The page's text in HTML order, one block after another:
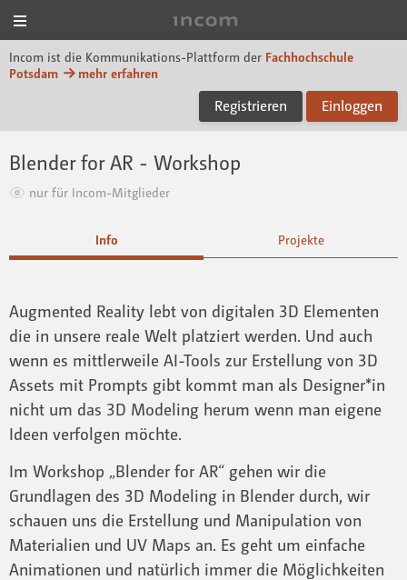
Incom ist die Kommunikations-Plattform der Fachhochschule
Potsdam
mehr erfahren
Registrieren Einloggen
Blender for AR - Workshop
nur für Incom-Mitglieder
Info Projekte
Augmented Reality lebt von digitalen 3D Elementen
die in unsere reale Welt platziert werden. Und auch
wenn es mittlerweile AI-Tools zur Erstellung von 3D
Assets mit Prompts gibt kommt man als Designer*in
nicht um das 3D Modeling herum wenn man eigene
Ideen verfolgen möchte.
Im Workshop „Blender for AR“ gehen wir die
Grundlagen des 3D Modeling in Blender durch, wir
schauen uns die Erstellung und Manipulation von
Materialien und UV Maps an. Es geht um einfache
Animationen und natürlich immer die Möglichkeiten